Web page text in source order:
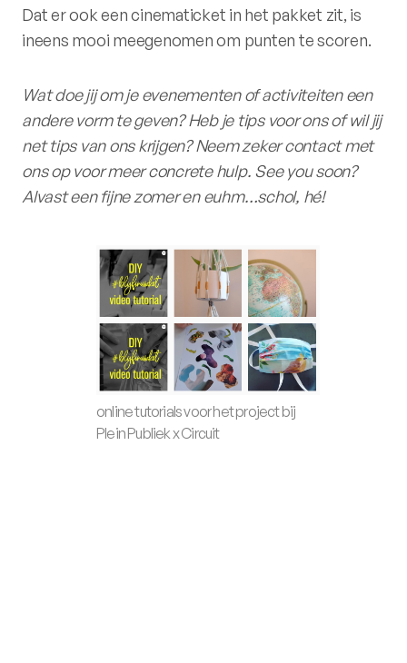
Dat er ook een cinematicket in het pakket zit, is
ineens mooi meegenomen om punten te scoren.
Wat doe jij om je evenementen of activiteiten een
andere vorm te geven? Heb je tips voor ons of wil jij
net tips van ons krijgen? Neem zeker contact met
ons op voor meer concrete hulp. See you soon?
Alvast een fijne zomer en euhm…schol, hé!
online tutorials voor het project bij
Plein Publiek x Circuit